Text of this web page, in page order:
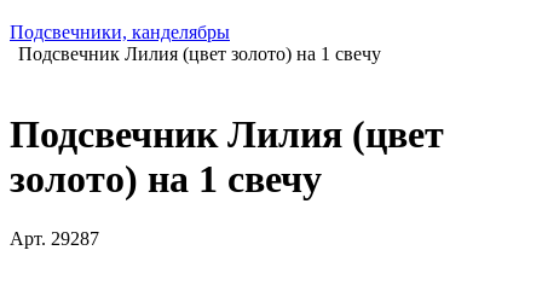
Подсвечники, канделябры
Подсвечник Лилия (цвет золото) на 1 свечу
Подсвечник Лилия (цвет
золото) на 1 свечу
Арт. 29287